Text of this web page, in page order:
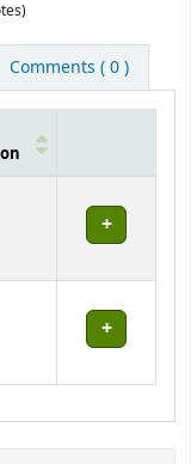
Comments ( 0 )